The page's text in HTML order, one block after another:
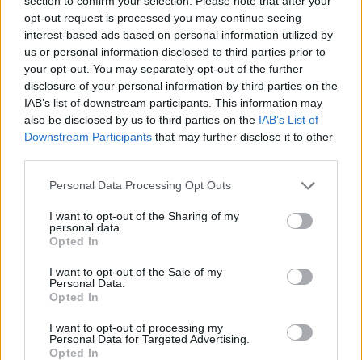
opt-out request is processed you may continue seeing
interest-based ads based on personal information utilized by
us or personal information disclosed to third parties prior to
your opt-out. You may separately opt-out of the further
disclosure of your personal information by third parties on the
IAB’s list of downstream participants. This information may
also be disclosed by us to third parties on the IAB’s List of
Downstream Participants that may further disclose it to other
Please note that this website/app uses one or more Google
not limited to your visit or usage behaviour. You may click to
grant or deny consent to Google and its third-party tags to
use your data for below specified purposes in below Google
consent section.
Personal Data Processing Opt Outs
I want to opt-out of the Sharing of my
personal data.
Opted In
I want to opt-out of the Sale of my
Personal Data.
Opted In
I want to opt-out of processing my
Personal Data for Targeted Advertising.
Opted In
Προμηθέας: Τραγική πρώτη
περίοδος… δεν έμπαινε
(κυριολεκτικά) τίποτα!
13/NOV/19 20:26
Εφιαλτικές στιγμές ζει στο Πριγκιπάτο ο απελπιστικά
άστοχος Προμηθέας.
πρόκριση στους φίλους μου
τους Ολυμπιακούς που πέρασαν
πολλά!” (videos)
10/NOV/19 18:33
Τους φιλάθλους της πρώην ομάδας του θυμήθηκε ο
σημασία που είχε...
πρωτιά ο Προμηθέας, νίκες για
Ζήση και Μάντζαρη! (videos)